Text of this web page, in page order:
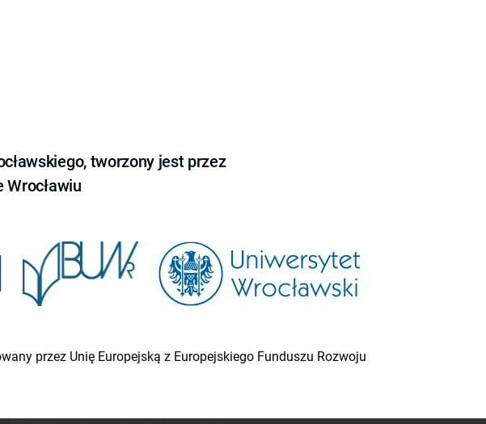
tworzony jest przez
przez Unię Europejską z Europejskiego Funduszu Rozwoju